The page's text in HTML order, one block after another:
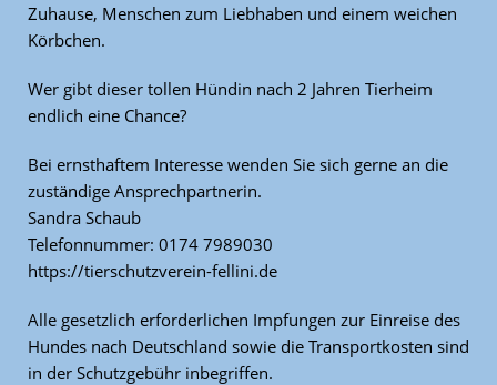
Zuhause, Menschen zum Liebhaben und einem weichen
Körbchen.
Wer gibt dieser tollen Hündin nach 2 Jahren Tierheim
endlich eine Chance?
Bei ernsthaftem Interesse wenden Sie sich gerne an die
zuständige Ansprechpartnerin.
Sandra Schaub
Telefonnummer: 0174 7989030
https://tierschutzverein-fellini.de
Alle gesetzlich erforderlichen Impfungen zur Einreise des
Hundes nach Deutschland sowie die Transportkosten sind
in der Schutzgebühr inbegriffen.